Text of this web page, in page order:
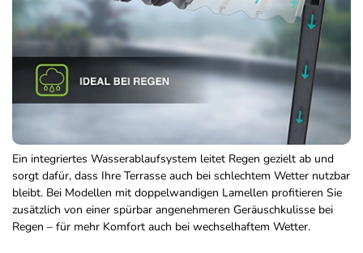
Ein integriertes Wasserablaufsystem leitet Regen gezielt ab und
sorgt dafür, dass Ihre Terrasse auch bei schlechtem Wetter nutzbar
bleibt. Bei Modellen mit doppelwandigen Lamellen profitieren Sie
zusätzlich von einer spürbar angenehmeren Geräuschkulisse bei
Regen – für mehr Komfort auch bei wechselhaftem Wetter.